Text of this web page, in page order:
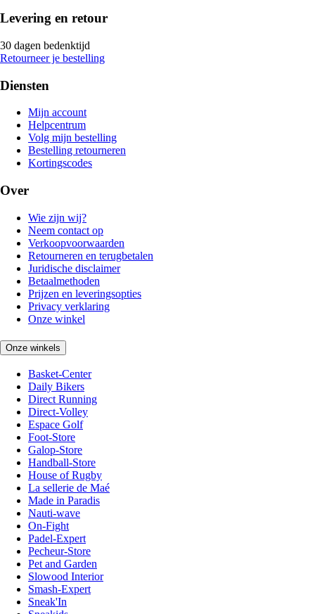
Levering en retour
30 dagen bedenktijd
Retourneer je bestelling
Diensten
Mijn account
Helpcentrum
Volg mijn bestelling
Bestelling retourneren
Kortingscodes
Over
Wie zijn wij?
Neem contact op
Verkoopvoorwaarden
Retourneren en terugbetalen
Juridische disclaimer
Betaalmethoden
Prijzen en leveringsopties
Privacy verklaring
Onze winkel
Onze winkels
Basket-Center
Daily Bikers
Direct Running
Direct-Volley
Espace Golf
Foot-Store
Galop-Store
Handball-Store
House of Rugby
La sellerie de Maé
Made in Paradis
Nauti-wave
On-Fight
Padel-Expert
Pecheur-Store
Pet and Garden
Slowood Interior
Smash-Expert
Sneak'In